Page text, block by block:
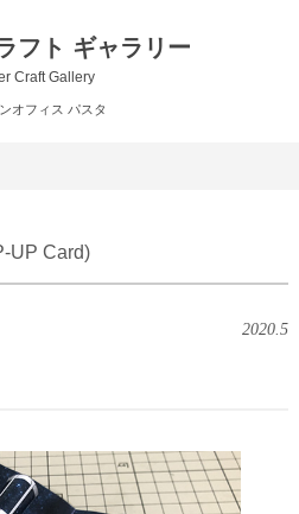
フト ギャラリー
Craft Gallery
オフィス パスタ
UP Card)
2020.5